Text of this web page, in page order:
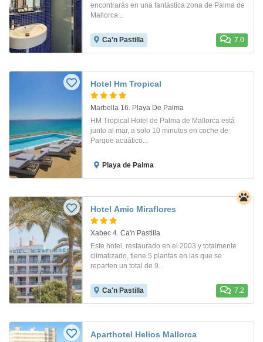
encontrarás en una fantástica zona de Palma de
Mallorca...
Ca'n Pastilla 7.0
Hotel Hm Tropical
Marbella 16. Playa De Palma
HM Tropical Hotel de Palma de Mallorca está
junto al mar, a solo 10 minutos en coche de
Parque acuático...
Playa de Palma
Hotel Amic Miraflores
Xabec 4. Ca'n Pastilla
Este hotel, restaurado en el 2003 y totalmente
climatizado, tiene 5 plantas en las que se
reparten un total de 9...
Ca'n Pastilla 7.2
Aparthotel Helios Mallorca